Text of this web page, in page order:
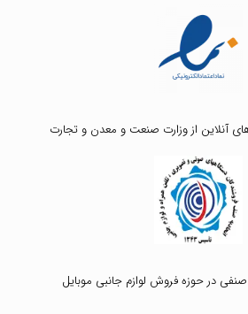
آنلاین از وزارت صنعت و معدن و تجارت
در حوزه فروش لوازم جانبی موبایل